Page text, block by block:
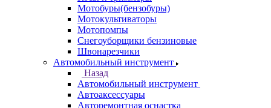
Мотобуры(бензобуры)
Мотокультиваторы
Мотопомпы
Снегоуборщики бензиновые
Швонарезчики
Автомобильный инструмент
Назад
Автомобильный инструмент
Автоаксессуары
Авторемонтная оснастка